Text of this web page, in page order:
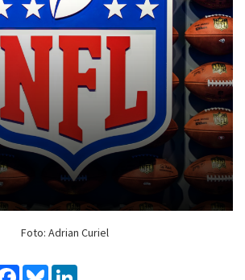
Foto: Adrian Curiel
Facebook
Bluesky